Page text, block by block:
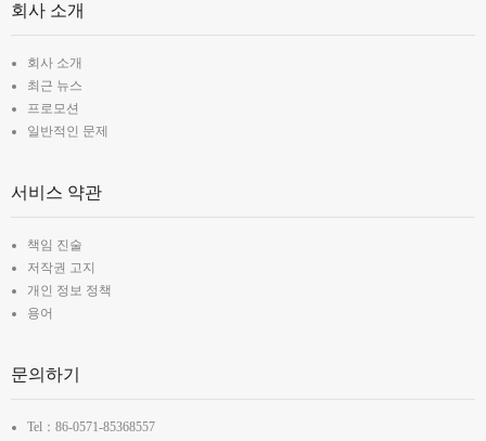
회사 소개
회사 소개
최근 뉴스
프로모션
일반적인 문제
서비스 약관
책임 진술
저작권 고지
개인 정보 정책
용어
문의하기
Tel：86-0571-85368557